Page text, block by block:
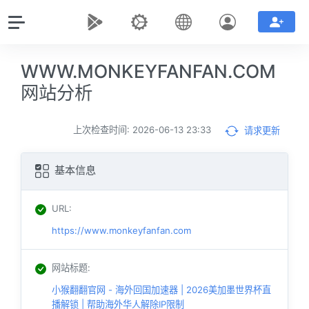
WWW.MONKEYFANFAN.COM
网站分析
上次检查时间: 2026-06-13 23:33 请求更新
基本信息
URL:
https://www.monkeyfanfan.com
网站标题:
小猴翻翻官网 - 海外回国加速器 | 2026美加墨世界杯直
播解锁 | 帮助海外华人解除IP限制